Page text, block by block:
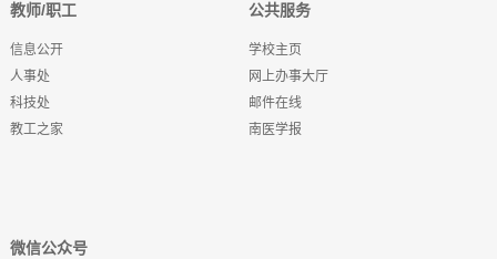
教师/职工
信息公开
人事处
科技处
教工之家
公共服务
学校主页
网上办事大厅
邮件在线
南医学报
微信公众号